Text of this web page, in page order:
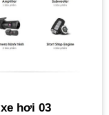
hơi 03